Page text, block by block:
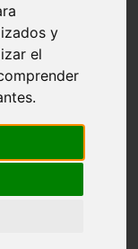
y
el
Utilizarán
de la
social